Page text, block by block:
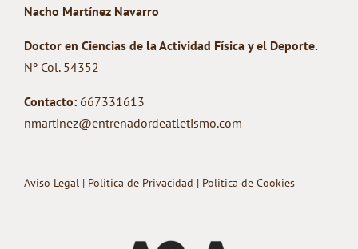
Nacho Martínez Navarro
Doctor en Ciencias de la Actividad Física y el Deporte.
Nº Col. 54352
Contacto: 667331613
nmartinez@entrenadordeatletismo.com
Aviso Legal | Politica de Privacidad | Politica de Cookies